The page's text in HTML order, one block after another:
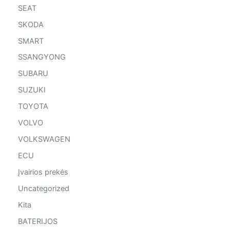
SEAT
SKODA
SMART
SSANGYONG
SUBARU
SUZUKI
TOYOTA
VOLVO
VOLKSWAGEN
ECU
Įvairios prekės
Uncategorized
Kita
BATERIJOS